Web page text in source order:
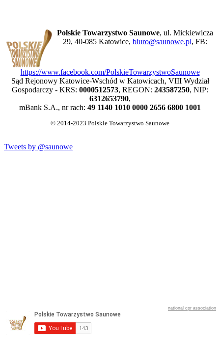
Polskie Towarzystwo Saunowe, ul. Mickiewicza
29, 40-085 Katowice,biuro@saunowe.pl, FB:
https://www.facebook.com/PolskieTowarzystwoSaunowe
Sąd Rejonowy Katowice-Wschód w Katowicach, VIII Wydział
Gospodarczy - KRS: 0000512573, REGON: 243587250, NIP:
6312653790,
mBank S.A., nr rach: 49 1140 1010 0000 2656 6800 1001
© 2014-2023 Polskie Towarzystwo Saunowe
Tweets by @saunowe
national cpr association